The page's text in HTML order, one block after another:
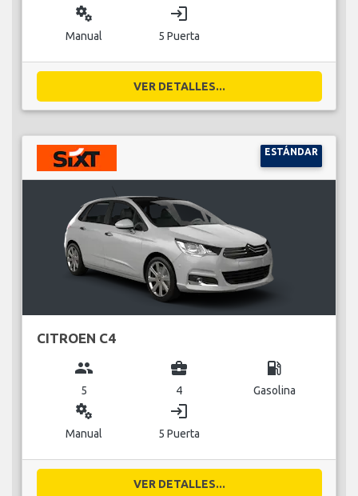
miscellaneous_services
Manual
login
5 Puerta
VER DETALLES...
ESTÁNDAR
CITROEN C4
group
5
business_center
4
local_gas_station
Gasolina
miscellaneous_services
Manual
login
5 Puerta
VER DETALLES...